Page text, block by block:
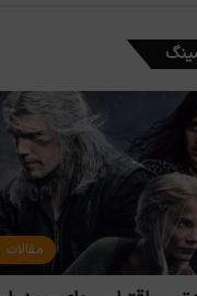
مقالات